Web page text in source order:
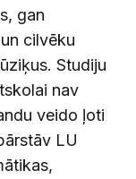
gan
cilvēku
Studiju
nav
veido ļoti
LU